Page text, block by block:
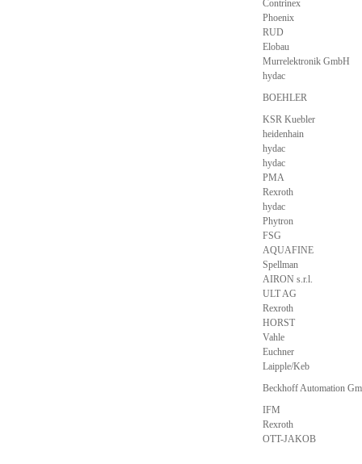
Contrinex
Phoenix
RUD
Elobau
Murrelektronik GmbH
hydac
BOEHLER
KSR Kuebler
heidenhain
hydac
hydac
PMA
Rexroth
hydac
Phytron
FSG
AQUAFINE
Spellman
AIRON s.r.l.
ULT AG
Rexroth
HORST
Vahle
Euchner
Laipple/Keb
Beckhoff Automation
IFM
Rexroth
OTT-JAKOB